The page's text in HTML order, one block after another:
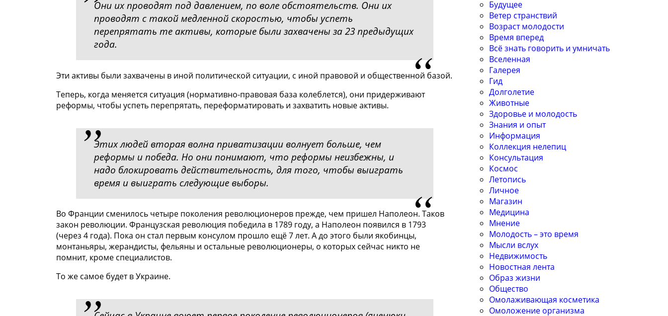
Они их проводят под давлением, по воле обстоятельств. Они их
проводят с такой медленной скоростью, чтобы успеть
перепрятать те активы, которые были захвачены за 23 предыдущих
года.
Эти активы были захвачены в иной политической ситуации, с иной правовой и общественной базой.
Теперь, когда меняется ситуация (нормативно-правовая база колеблется), они придерживают
реформы, чтобы успеть перепрятать, переформатировать и захватить новые активы.
Этих людей вторая волна приватизации волнует больше, чем
реформы и победа. Но они понимают, что реформы неизбежны, и
надо блокировать действительность, для того, чтобы выиграть
время и выиграть следующие выборы.
Во Франции сменилось четыре поколения революционеров прежде, чем пришел Наполеон. Таков
закон революции. Французская революция победила в 1789 году, а Наполеон появился в 1793
(через 4 года). Пока он стал первым консулом прошло ещё 7 лет. А до этого были якобинцы,
монтаньяры, жерандисты, фельяны и остальные революционеры, о которых сейчас никто не
помнит, кроме специалистов.
То же самое будет в Украине.
Будущее
Ветер странствий
Возраст молодости
Время вперед
Всё знать говорить и умничать
Вселенная
Галерея
Гид
Долголетие
Животные
Здоровье и молодость
Знания и опыт
Информация
Коллекция нелепиц
Консультация
Космос
Летопись
Личное
Магазин
Медицина
Мнение
Молодость – это время
Мысли вслух
Недвижимость
Новостная лента
Образ жизни
Общество
Омолаживающая косметика
Омоложение организма